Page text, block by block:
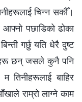
चिन्‍न सकौँ।
आफ्नो पछाडिको ढोका
गर्छु यति धेरै दुष्ट
छन् जसले कुनै पनि
तिनीहरूलाई बाहिर
राम्रो लाग्‍ने काम